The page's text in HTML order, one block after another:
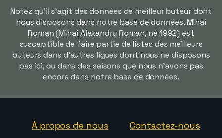
Notez qu'il s'agit des données de meilleur buteur dont
nous disposons dans notre base de données. Mihai
Roman (Mihai Alexandru Roman, né 1992) est
susceptible de faire partie de listes des meilleurs
buteurs dans d'autres ligues dont nous ne disposons
pas ici, ou dans des saisons que nous n'avons pas
encore dans notre base de données.
À propos de nous Contactez-nous